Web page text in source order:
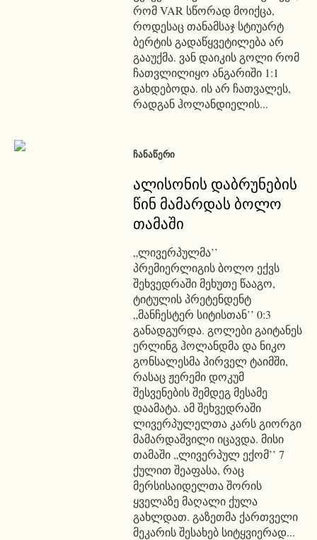
რომ VAR სწორად მოიქცა,
როდესაც თანამსაჯ სტიუარტ
ბერტის გადაწყვეტილება არ
გააუქმა. ვან დაიკის გოლი რომ
ჩათვლილიყო ანგარიში 1:1
გახდებოდა. ის არ ჩათვალეს,
რადგან ჰოლანდიელის...
ᲩᲐᲜᲐᲬᲔᲠᲘ
ალისონის დაბრუნების
წინ მამარდას ბოლო
თამაში
„ლივერპულმა’’
პრემიერლიგის ბოლო ექვს
შეხვედრაში მეხუთე წააგო,
ტიტულის პრეტენდენტ
„მანჩესტერ სიტისთან’’ 0:3
განადგურდა. გოლები გაიტანეს
ერლინგ ჰოლანდმა და ნიკო
გონსალესმა პირველ ტაიმში,
რასაც ჟერემი დოკუმ
შესვენების შემდეგ მესამე
დაამატა. ამ შეხვედრაში
ლივერპულელთა კარს გიორგი
მამარდაშვილი იცავდა. მისი
თამაში „ლივერპულ ექომ’’ 7
ქულით შეაფასა, რაც
მერსისაიდელთა შორის
ყველაზე მაღალი ქულა
გახლდათ. გაზეთმა ქართველი
მეკარის შესახებ სიტყვიერად...